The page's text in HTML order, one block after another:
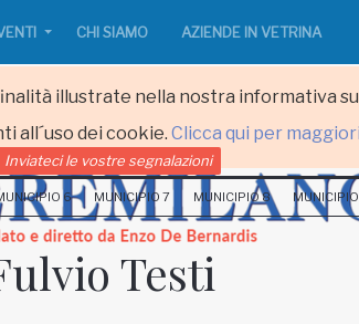
illustrate nella nostra informativa
all´uso dei cookie. Clicca qui per
CHI SIAMO AZIENDE IN VETRINA
Inviateci le vostre segnalazioni
6 MUNICIPIO 7 MUNICIPIO 8
Testi